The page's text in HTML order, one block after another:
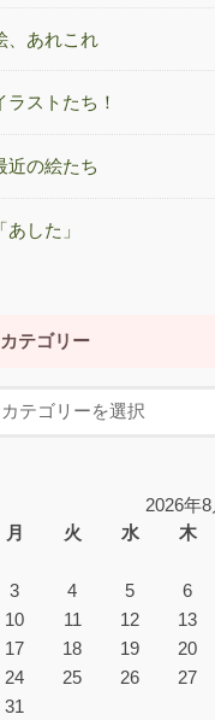
、あれこれ
ラストたち！
近の絵たち
あした」
カテゴリー
2026年8
月
火 水 木
3
4 5 6
10
11 12 13
17
18 19 20
24
25 26 27
31